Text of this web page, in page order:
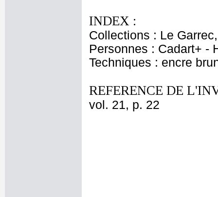
INDEX :
Collections : Le
Personnes : Cadart+ -
Techniques : encre
REFERENCE DE
vol. 21, p. 22